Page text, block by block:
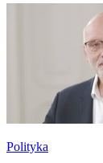
Polityka